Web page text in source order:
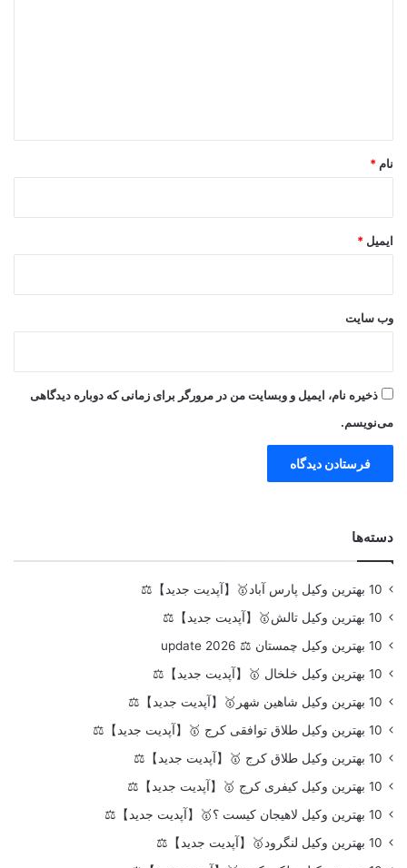
نام *
ایمیل *
وب‌ سایت
ذخیره نام، ایمیل و وبسایت من در مرورگر برای زمانی که دوباره دیدگاهی
می‌نویسم.
دسته‌ها
10 بهترین وکیل پارس آباد🥇【آپدیت جدید】⚖️
10 بهترین وکیل تالش🥇【آپدیت جدید】⚖️
10 بهترین وکیل چمستان ⚖️ update 2026
10 بهترین وکیل خلخال 🥇【آپدیت جدید】⚖️
10 بهترین وکیل شاهین شهر🥇【آپدیت جدید】⚖️
10 بهترین وکیل طلاق توافقی کرج 🥇【آپدیت جدید】⚖️
10 بهترین وکیل طلاق کرج 🥇【آپدیت جدید】⚖️
10 بهترین وکیل کیفری کرج 🥇【آپدیت جدید】⚖️
10 بهترین وکیل لاهیجان کیست ؟🥇【آپدیت جدید】⚖️
10 بهترین وکیل لنگرود🥇【آپدیت جدید】⚖️